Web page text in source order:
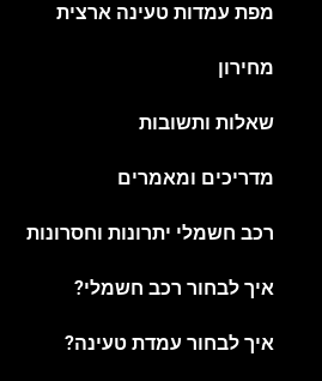
מפת עמדות טעינה ארצית
מחירון
שאלות ותשובות
מדריכים ומאמרים
רכב חשמלי יתרונות וחסרונות
איך לבחור רכב חשמלי?
איך לבחור עמדת טעינה?